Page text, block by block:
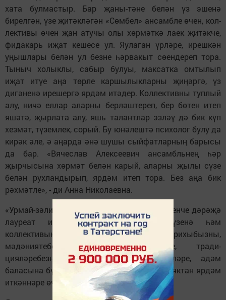
хата булмастыр. Бар җаны-тәне белән үз эшенә
бирелгән, үзе җитәкләгән «Сөмбел» ансамбле өчен, кол­
лективы өчен җан атучы олы хөрмәткә лаек җитәк­че,
фидакарь иҗат кешесе ул. Яулаган үрләре, ирешкән
уңышлары белән ул безне һәрвакыт сөендереп тора.
Тыныч холыклы, сабыр булуы, максатка омтылып
иҗат итүе аңа төрле каршылык­ларны җиңәргә, үз
дигәненә ирешергә ярдәм итәдер. Коллективны туп­лый
алу, ничә еллар аларны берләштереп, бер бөтен итеп
яшәтә, җырлата алу, яшь талантлар эзләү дә бик күп
хезмәт, түземлек, сорый. Бу юнәлештә психолог булу да
кирәк әле, ә аңарда әнә шушы сыйфатларның барысы
да бар. «Вячеслав Алексеевич ансамбльнең һәр
җырчысына хөрмәт белән карый, аларны җылы сүзе
белән рухландырып, ярдәм итеп тора. Без аңа бик
рәхмәтле», - ди Анна Николаевна.
«Урмай-зәлидә» фестива­лендә исә аңа беренче дәрәҗә
лауреат исеме белән беррәттән, үзенә һәм
коллективына милли мирасыбызны, тарихыбызны,
мәдәниятебезне, гореф-гадәтләребезне, тради­
цияләребезне саклауда керткән өлешләре, адәм
баласына бүгенге болгавыр заманда рухи яктан ярдәм
иткәннәре өчен Рәхмәт хаты тапшырылган.